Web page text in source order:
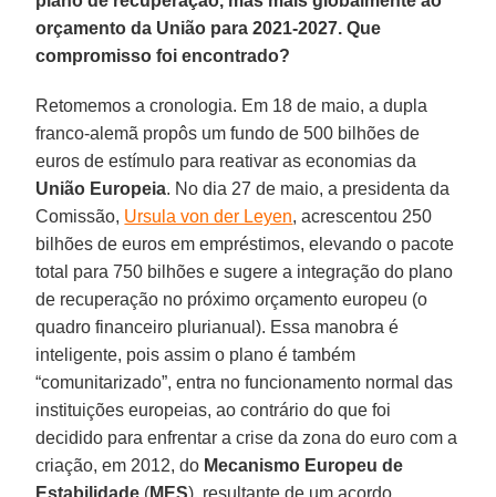
orçamento da União para 2021-2027. Que
compromisso foi encontrado?
Retomemos a cronologia. Em 18 de maio, a dupla
franco-alemã propôs um fundo de 500 bilhões de
euros de estímulo para reativar as economias da
União Europeia. No dia 27 de maio, a presidenta da
Comissão, Ursula von der Leyen, acrescentou 250
bilhões de euros em empréstimos, elevando o pacote
total para 750 bilhões e sugere a integração do plano
de recuperação no próximo orçamento europeu (o
quadro financeiro plurianual). Essa manobra é
inteligente, pois assim o plano é também
“comunitarizado”, entra no funcionamento normal das
instituições europeias, ao contrário do que foi
decidido para enfrentar a crise da zona do euro com a
criação, em 2012, do Mecanismo Europeu de
Estabilidade (MES), resultante de um acordo